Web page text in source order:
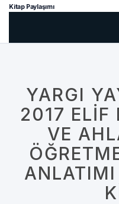
Kitap Paylaşımı
YARGI
2017 ELIF
VE